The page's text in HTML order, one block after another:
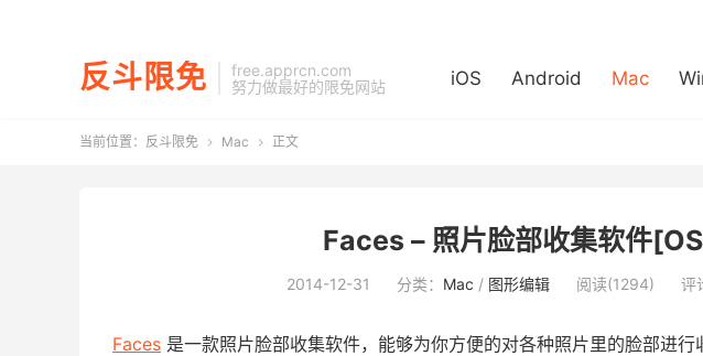
反斗限免
free.apprcn.com
努力做最好的限免网站
iOS Android Mac
当前位置： 反斗限免  Mac  正文
Faces – 照片脸部收集软件
2014-12-31 分类： Mac / 图形编辑 阅读(1294) 评
Faces 是一款照片脸部收集软件，能够为你方便的对各种照片里的脸部进